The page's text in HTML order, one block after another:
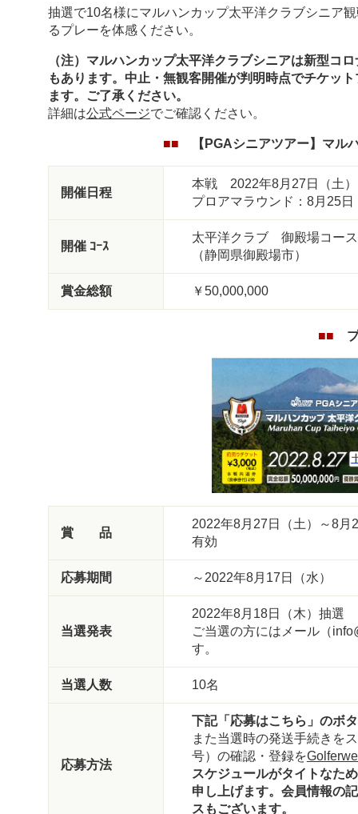
抽選で10名様にマルハンカップ太平洋クラブシニア
るプレーを体感ください。
（注）マルハンカップ太平洋クラブシニアは新型コ
もあります。中止・無観客開催が判明時点でチケッ
ます。ご了承ください。
詳細は公式ページでご確認ください。
■■ 【PGAシニアツアー】マ
開催日程
本戦 2022年8月27日（土）
プロアマラウンド：8月25
開催 ｺｰｽ
太平洋クラブ 御殿場コース
（静岡県御殿場市）
賞金総額 ￥50,000,000
■■
賞 品
2022年8月27日（土）～8
有効
応募期間 ～2022年8月17日（水）
当選発表
2022年8月18日（木）抽選
ご当選の方にはメール（
す。
当選人数 10名
応募方法
下記「応募はこちら」のボ
また当選時の発送手続きを
号）の確認・登録を
スケジュールがタイトなた
申し上げます。会員情報の
スもございます。